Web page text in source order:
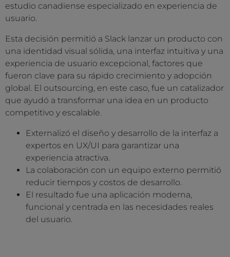
estudio canadiense especializado en experiencia de
usuario.
Esta decisión permitió a Slack lanzar un producto con
una identidad visual sólida, una interfaz intuitiva y una
experiencia de usuario excepcional, factores que
fueron clave para su rápido crecimiento y adopción
global. El outsourcing, en este caso, fue un catalizador
que ayudó a transformar una idea en un producto
competitivo y escalable.
Externalizó el diseño y desarrollo de la interfaz a
expertos en UX/UI para garantizar una
experiencia atractiva.
La colaboración con un equipo externo permitió
reducir tiempos y costos de desarrollo.
El resultado fue una aplicación moderna,
funcional y centrada en las necesidades reales
del usuario.